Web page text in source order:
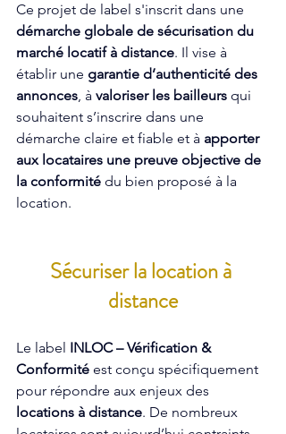
Ce projet de label s'inscrit dans une
démarche globale de sécurisation du
marché locatif à distance. Il vise à
établir une garantie d’authenticité des
annonces, à valoriser les bailleurs qui
souhaitent s’inscrire dans une
démarche claire et fiable et à apporter
aux locataires une preuve objective de
la conformité du bien proposé à la
location.
Sécuriser la location à
distance
Le label INLOC – Vérification &
Conformité est conçu spécifiquement
pour répondre aux enjeux des
locations à distance. De nombreux